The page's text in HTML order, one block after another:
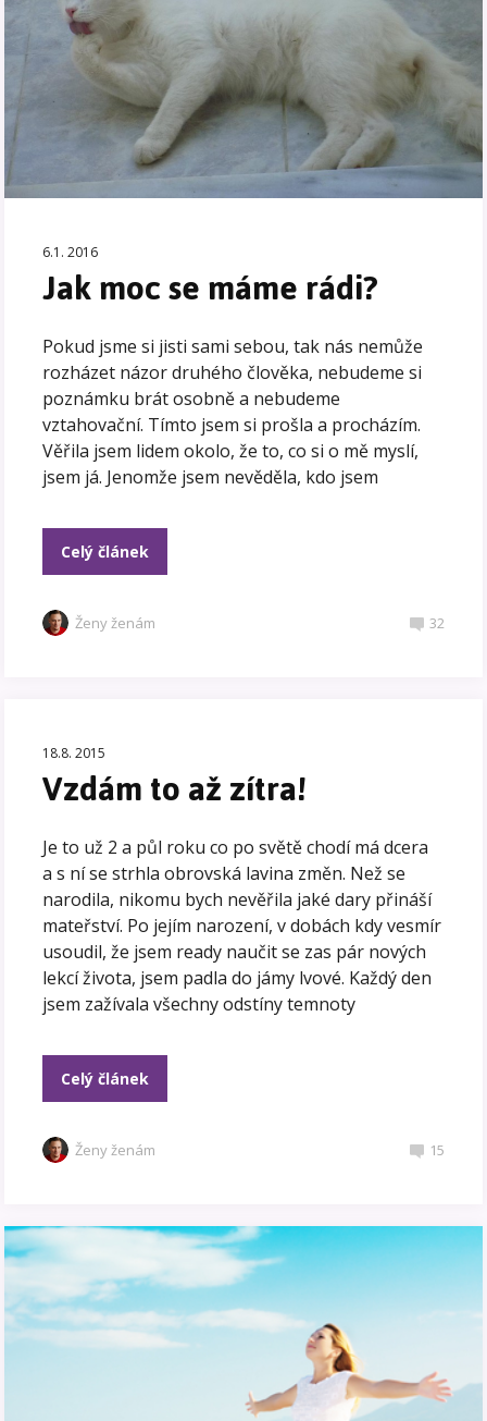
6.1. 2016
Jak moc se máme rádi?
Pokud jsme si jisti sami sebou, tak nás nemůže
rozházet názor druhého člověka, nebudeme si
poznámku brát osobně a nebudeme
vztahovační. Tímto jsem si prošla a procházím.
Věřila jsem lidem okolo, že to, co si o mě myslí,
jsem já. Jenomže jsem nevěděla, kdo jsem
Celý článek
Ženy ženám 32
18.8. 2015
Vzdám to až zítra!
Je to už 2 a půl roku co po světě chodí má dcera
a s ní se strhla obrovská lavina změn. Než se
narodila, nikomu bych nevěřila jaké dary přináší
mateřství. Po jejím narození, v dobách kdy vesmír
usoudil, že jsem ready naučit se zas pár nových
lekcí života, jsem padla do jámy lvové. Každý den
jsem zažívala všechny odstíny temnoty
Celý článek
Ženy ženám 15